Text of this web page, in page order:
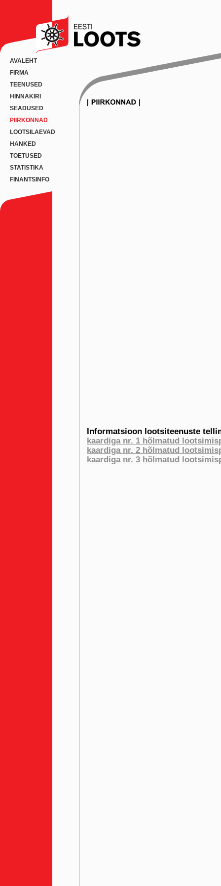
AVALEHT
FIRMA
TEENUSED
HINNAKIRI
SEADUSED
PIIRKONNAD
LOOTSILAEVAD
HANKED
TOETUSED
STATISTIKA
FINANTSINFO
Informatsioon lootsiteenuste
kaardiga nr. 1 hõlmatud
kaardiga nr. 2 hõlmatud
kaardiga nr. 3 hõlmatud